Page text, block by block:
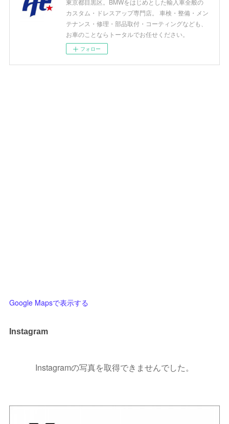
カスタム・ドレスアップ専門店。 車検・整備・メン
テナンス・修理・部品取付・コーティングなども、
お車のことならトータルでお任せください。
フォロー
Google Mapsで表示する
Instagram
Instagramの写真を取得できませんでした。